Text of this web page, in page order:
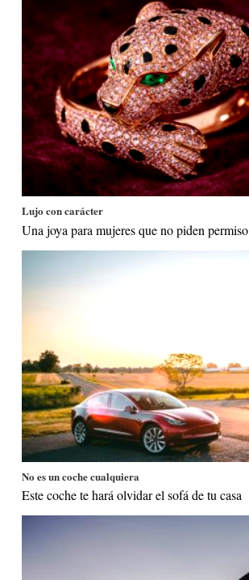
Lujo con carácter
Una joya para mujeres que no piden permiso
No es un coche cualquiera
Este coche te hará olvidar el sofá de tu casa